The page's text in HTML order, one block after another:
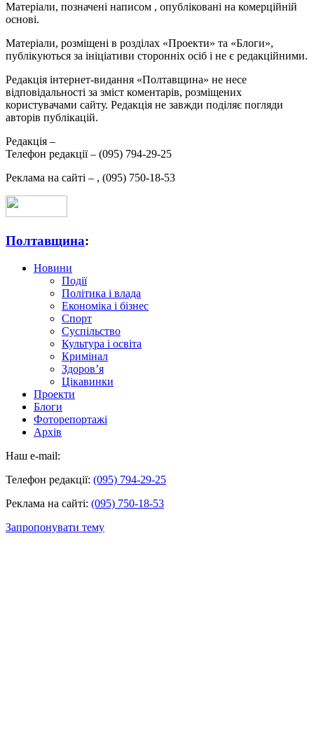
Матеріали, позначені написом , опубліковані на комерційній
основі.
Матеріали, розміщені в розділах «Проекти» та «Блоги»,
публікуються за ініціативи сторонніх осіб і не є редакційними.
Редакція інтернет-видання «Полтавщина» не несе
відповідальності за зміст коментарів, розміщених
користувачами сайту. Редакція не завжди поділяє погляди
авторів публікацій.
Редакція –
Телефон редакції – (095) 794-29-25
Реклама на сайті – , (095) 750-18-53
Полтавщина:
Новини
Події
Політика і влада
Економіка і бізнес
Спорт
Суспільство
Культура і освіта
Кримінал
Здоров’я
Цікавинки
Проекти
Блоги
Фоторепортажі
Архів
Наш e-mail:
Телефон редакції: (095) 794-29-25
Реклама на сайті: (095) 750-18-53
Запропонувати тему